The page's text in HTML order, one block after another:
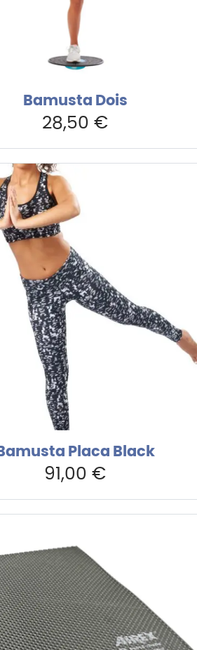
Bamusta Dois
28,50€
Bamusta Placa Black
91,00€